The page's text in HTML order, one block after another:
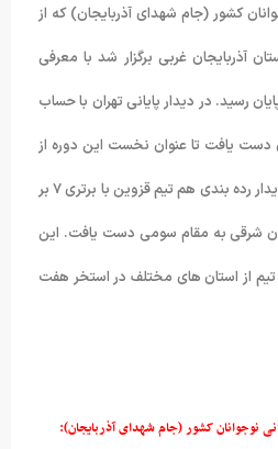
کشور (جام شهدای آذربایجان) که از
استان آذربایجان غربی برگزار شد با معرفی
رسید. در دیدار پایانی تهران با حساب
دست یافت تا عنوان نخست این دوره از
رقابت ها را از آن خود کند. در دیدار رده بندی هم تیم قزوین با برتری ۷ بر
شرقی به مقام سومی دست یافت. این
پنج روزه با حضور ۱۲ تیم از استان های مختلف در استخر هفت
نوجوانان کشور (جام شهدای آذربایجان):